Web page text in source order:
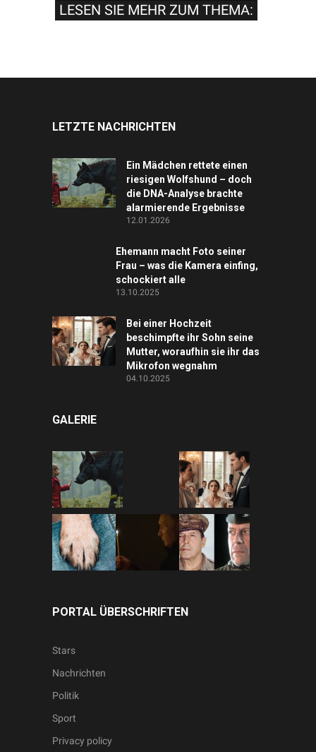
LESEN SIE MEHR ZUM THEMA:
LETZTE NACHRICHTEN
Ein Mädchen rettete einen
riesigen Wolfshund – doch
die DNA-Analyse brachte
alarmierende Ergebnisse
12.01.2026
Ehemann macht Foto seiner
Frau – was die Kamera einfing,
schockiert alle
13.10.2025
Bei einer Hochzeit
beschimpfte ihr Sohn seine
Mutter, woraufhin sie ihr das
Mikrofon wegnahm
04.10.2025
GALERIE
PORTAL ÜBERSCHRIFTEN
Stars
Nachrichten
Politik
Sport
Privacy policy